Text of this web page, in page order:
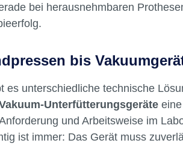
bei herausnehmbaren
bis
es unterschiedliche technische
Unterfütterungsgeräte
und Arbeitsweise im
ist immer: Das Gerät muss